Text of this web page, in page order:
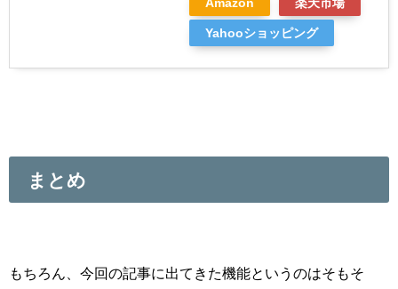
Amazon 楽天市場
Yahooショッピング
まとめ
もちろん、今回の記事に出てきた機能というのはそもそ